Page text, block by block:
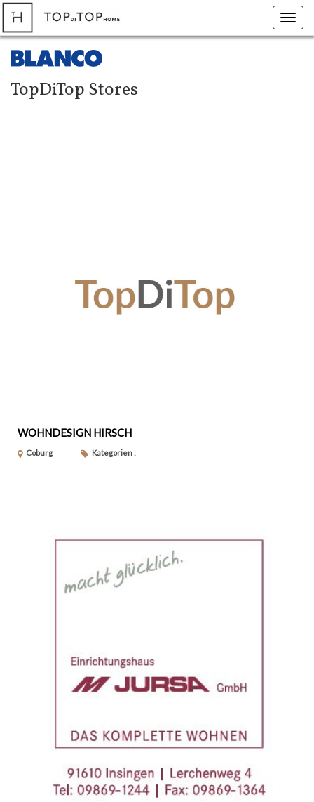
TopDiTop Stores
WOHNDESIGN HIRSCH
Coburg Kategorien :